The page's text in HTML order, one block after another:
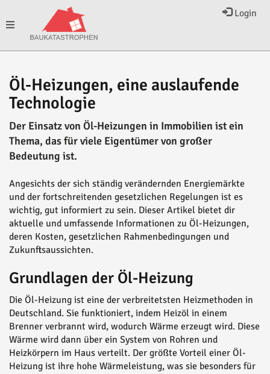
Login
Toggle
navigation
Öl-Heizungen, eine auslaufende
Technologie
Der Einsatz von Öl-Heizungen in Immobilien ist ein
Thema, das für viele Eigentümer von großer
Bedeutung ist.
Angesichts der sich ständig verändernden Energiemärkte
und der fortschreitenden gesetzlichen Regelungen ist es
wichtig, gut informiert zu sein. Dieser Artikel bietet dir
aktuelle und umfassende Informationen zu Öl-Heizungen,
deren Kosten, gesetzlichen Rahmenbedingungen und
Zukunftsaussichten.
Grundlagen der Öl-Heizung
Die Öl-Heizung ist eine der verbreitetsten Heizmethoden in
Deutschland. Sie funktioniert, indem Heizöl in einem
Brenner verbrannt wird, wodurch Wärme erzeugt wird. Diese
Wärme wird dann über ein System von Rohren und
Heizkörpern im Haus verteilt. Der größte Vorteil einer Öl-
Heizung ist ihre hohe Wärmeleistung, was sie besonders für